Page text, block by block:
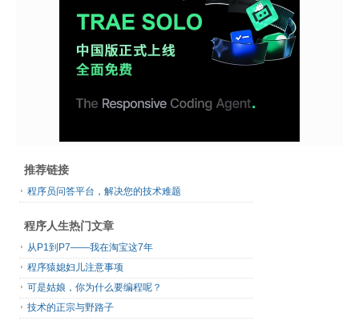
推荐链接
程序员问答平台，解决您的技术难题
程序人生热门文章
从P1到P7——我在淘宝这7年
程序猿媳妇儿注意事项
可是姑娘，你为什么要编程呢？
技术的正宗与野路子